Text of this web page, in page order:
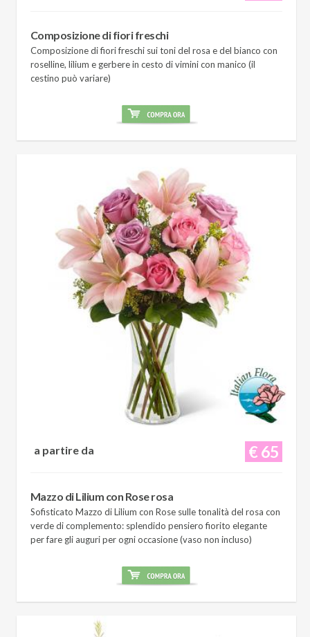
Composizione di fiori freschi
Composizione di fiori freschi sui toni del rosa e del bianco con
roselline, lilium e gerbere in cesto di vimini con manico (il
cestino può variare)
€ 65
a partire da
Mazzo di Lilium con Rose rosa
Sofisticato Mazzo di Lilium con Rose sulle tonalità del rosa con
verde di complemento: splendido pensiero fiorito elegante
per fare gli auguri per ogni occasione (vaso non incluso)